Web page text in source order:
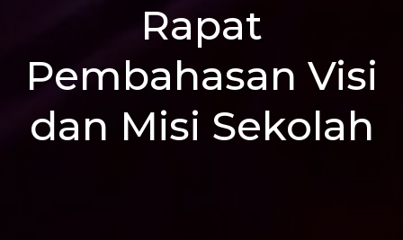
Rapat
Pembahasan Visi
dan Misi Sekolah